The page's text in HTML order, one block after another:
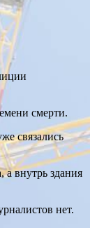
смерти.
связались
а внутрь здания
нет.